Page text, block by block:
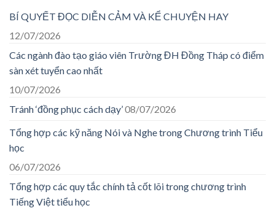
BÍ QUYẾT ĐỌC DIỄN CẢM VÀ KỂ CHUYỆN HAY
12/07/2026
Các ngành đào tạo giáo viên Trường ĐH Đồng Tháp có điểm
sàn xét tuyển cao nhất
10/07/2026
Tránh ‘đồng phục cách dạy’08/07/2026
Tổng hợp các kỹ năng Nói và Nghe trong Chương trình Tiểu
học
06/07/2026
Tổng hợp các quy tắc chính tả cốt lõi trong chương trình
Tiếng Việt tiểu học